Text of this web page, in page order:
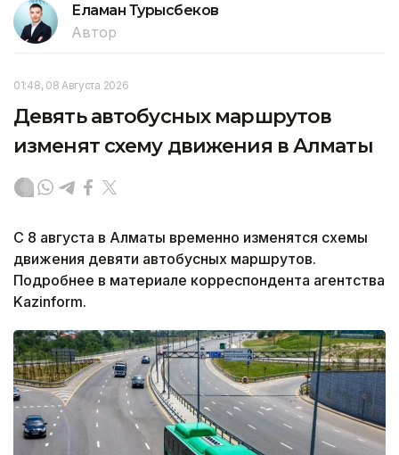
Еламан Турысбеков
Автор
01:48, 08 Августа 2026
Девять автобусных маршрутов
изменят схему движения в Алматы
С 8 августа в Алматы временно изменятся схемы
движения девяти автобусных маршрутов.
Подробнее в материале корреспондента агентства
Kazinform.